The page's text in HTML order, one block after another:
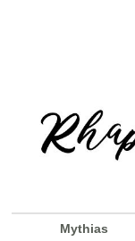
Mythias